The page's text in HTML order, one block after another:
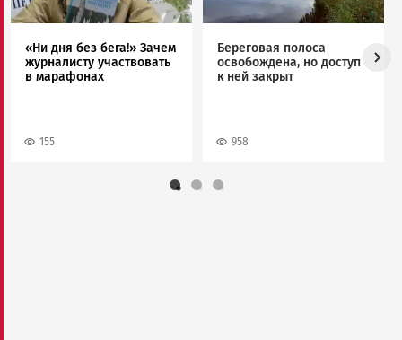
«Ни дня без бега!» Зачем
журналисту участвовать
в марафонах
155
Береговая полоса
освобождена, но доступ
к ней закрыт
958